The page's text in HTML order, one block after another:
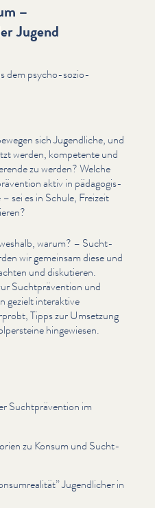
–
Jugend
dem psycho-sozio-
sich Jugendliche, und
werden, kompetente und
zu werden? Welche
aktiv in päd­a­gogis­
sei es in Schule, Freizeit
warum? – Sucht­
wir gemeinsam diese und
und diskutieren.
Sucht­präven­tion und
gezielt interaktive
Tipps zur Umsetzung
hingewiesen.
Sucht­präven­tion im
zu Konsum und Such­t­
Jugendlich­er in